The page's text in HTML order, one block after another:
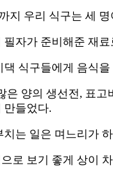
지 우리 식구는 세
자가 준비해준 재
식구들에게 음식
은 양의 생선전, 표
만들었다.
는 일은 며느리가
로 보기 좋게 상이